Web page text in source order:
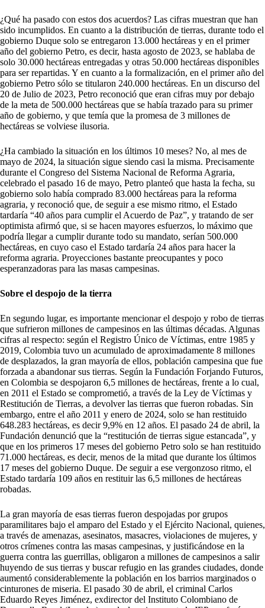
¿Qué ha pasado con estos dos acuerdos? Las cifras muestran que han
sido incumplidos. En cuanto a la distribución de tierras, durante todo el
gobierno Duque solo se entregaron 13.000 hectáreas y en el primer
año del gobierno Petro, es decir, hasta agosto de 2023, se hablaba de
solo 30.000 hectáreas entregadas y otras 50.000 hectáreas disponibles
para ser repartidas. Y en cuanto a la formalización, en el primer año del
gobierno Petro sólo se titularon 240.000 hectáreas. En un discurso del
20 de Julio de 2023, Petro reconoció que eran cifras muy por debajo
de la meta de 500.000 hectáreas que se había trazado para su primer
año de gobierno, y que temía que la promesa de 3 millones de
hectáreas se volviese ilusoria.
¿Ha cambiado la situación en los últimos 10 meses? No, al mes de
mayo de 2024, la situación sigue siendo casi la misma. Precisamente
durante el Congreso del Sistema Nacional de Reforma Agraria,
celebrado el pasado 16 de mayo, Petro planteó que hasta la fecha, su
gobierno solo había comprado 83.000 hectáreas para la reforma
agraria, y reconoció que, de seguir a ese mismo ritmo, el Estado
tardaría “40 años para cumplir el Acuerdo de Paz”, y tratando de ser
optimista afirmó que, si se hacen mayores esfuerzos, lo máximo que
podría llegar a cumplir durante todo su mandato, serían 500.000
hectáreas, en cuyo caso el Estado tardaría 24 años para hacer la
reforma agraria. Proyecciones bastante preocupantes y poco
esperanzadoras para las masas campesinas.
Sobre el despojo de la tierra
En segundo lugar, es importante mencionar el despojo y robo de tierras
que sufrieron millones de campesinos en las últimas décadas. Algunas
cifras al respecto: según el Registro Único de Víctimas, entre 1985 y
2019, Colombia tuvo un acumulado de aproximadamente 8 millones
de desplazados, la gran mayoría de ellos, población campesina que fue
forzada a abandonar sus tierras. Según la Fundación Forjando Futuros,
en Colombia se despojaron 6,5 millones de hectáreas, frente a lo cual,
en 2011 el Estado se comprometió, a través de la Ley de Víctimas y
Restitución de Tierras, a devolver las tierras que fueron robadas. Sin
embargo, entre el año 2011 y enero de 2024, solo se han restituido
648.283 hectáreas, es decir 9,9% en 12 años. El pasado 24 de abril, la
Fundación denunció que la “restitución de tierras sigue estancada”, y
que en los primeros 17 meses del gobierno Petro solo se han restituido
71.000 hectáreas, es decir, menos de la mitad que durante los últimos
17 meses del gobierno Duque. De seguir a ese vergonzoso ritmo, el
Estado tardaría 109 años en restituir las 6,5 millones de hectáreas
robadas.
La gran mayoría de esas tierras fueron despojadas por grupos
paramilitares bajo el amparo del Estado y el Ejército Nacional, quienes,
a través de amenazas, asesinatos, masacres, violaciones de mujeres, y
otros crímenes contra las masas campesinas, y justificándose en la
guerra contra las guerrillas, obligaron a millones de campesinos a salir
huyendo de sus tierras y buscar refugio en las grandes ciudades, donde
aumentó considerablemente la población en los barrios marginados o
cinturones de miseria. El pasado 30 de abril, el criminal Carlos
Eduardo Reyes Jiménez, exdirector del Instituto Colombiano de